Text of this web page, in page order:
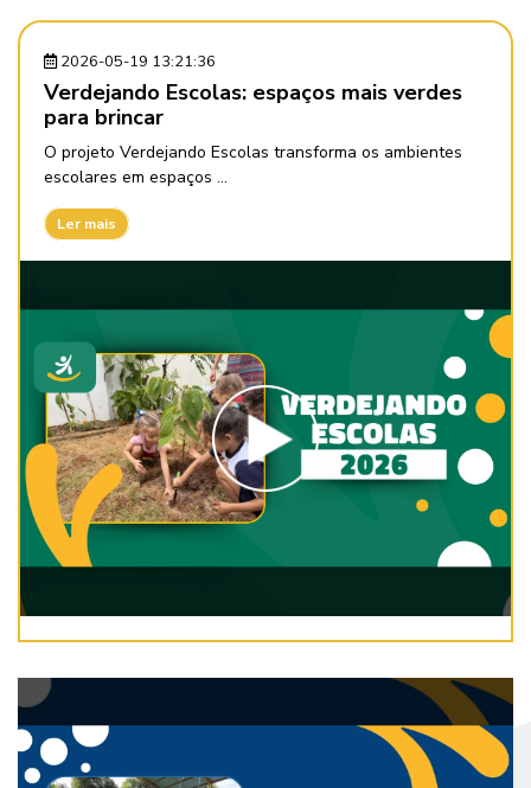
2026-05-19 13:21:36
Verdejando Escolas: espaços mais verdes
para brincar
O projeto Verdejando Escolas transforma os ambientes
escolares em espaços ...
Ler mais